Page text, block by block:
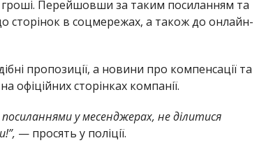
Перейшовши за таким посиланням та
сторінок в соцмережах, а також до онлайн-
пропозиції, а новини про компенсації та
сторінках компанії.
у месенджерах, не ділитися
— просять у поліції.